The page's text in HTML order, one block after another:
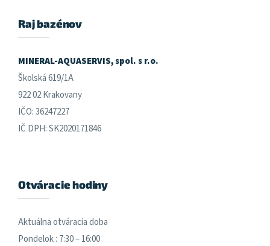
Raj bazénov
MINERAL-AQUASERVIS, spol. s r.o.
Školská 619/1A
922 02 Krakovany
IČO: 36247227
IČ DPH: SK2020171846
Otváracie hodiny
Aktuálna otváracia doba
Pondelok : 7:30 – 16:00